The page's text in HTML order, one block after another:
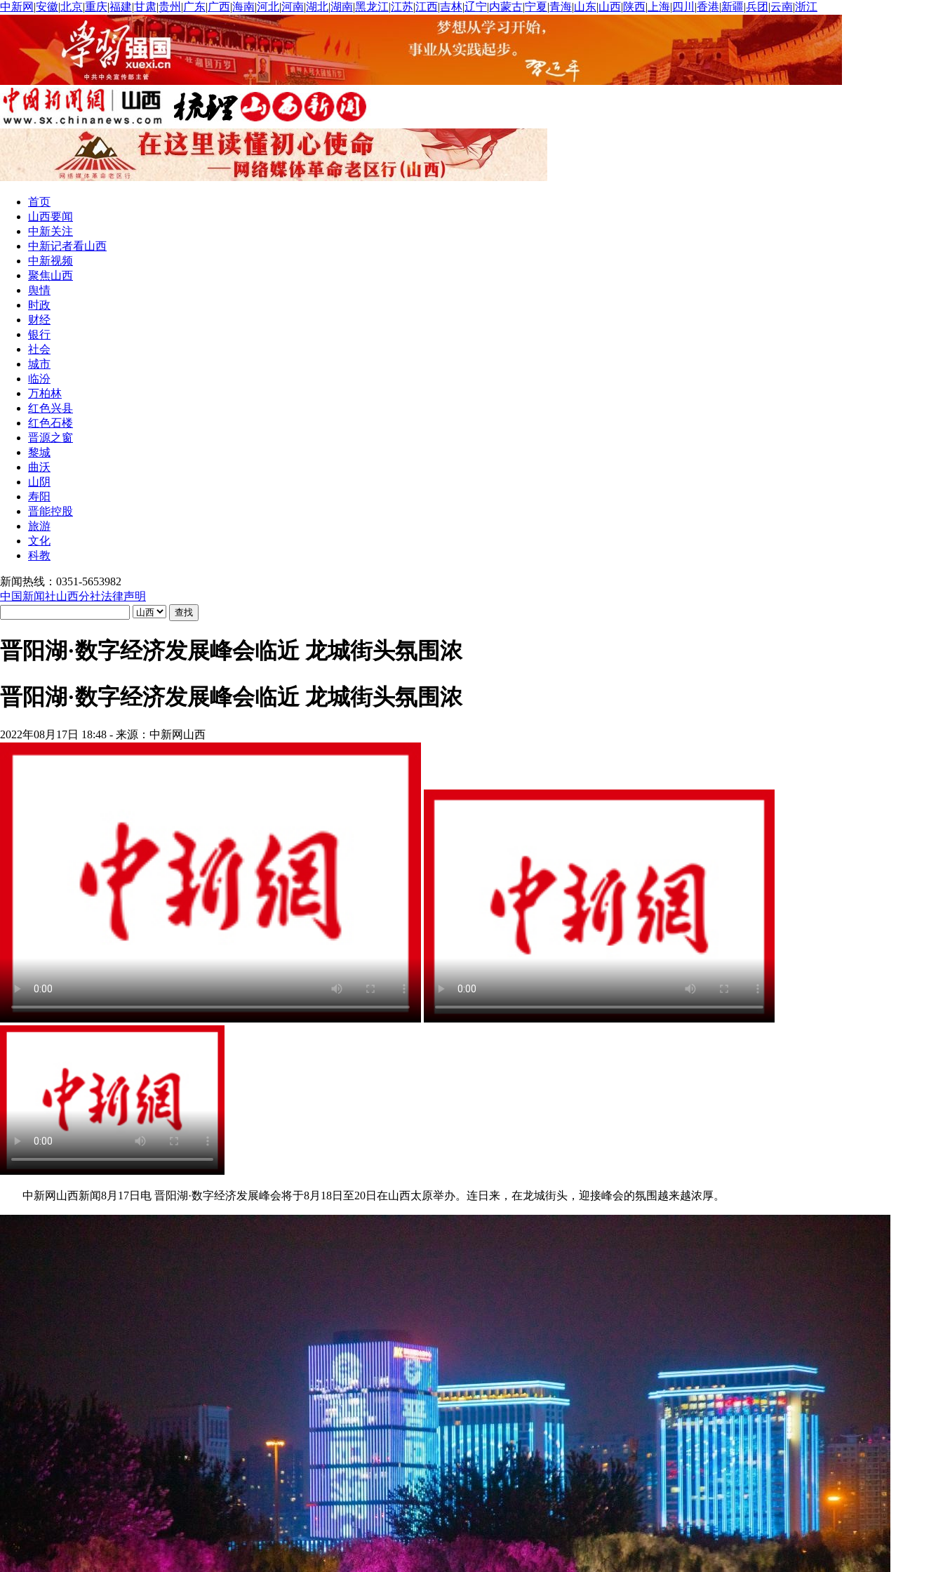
中新网 |安徽|北京|重庆|福建|甘肃|贵州 |广东|广西|海南|河北|河南|湖北|湖南|黑龙江|江苏|江西|吉林|辽宁|内蒙古|宁夏|青海|山东|山西|陕西| 上海| 四川 |香港|新疆|兵团 |云南|浙江
首页
山西要闻
中新关注
中新记者看山西
中新视频
聚焦山西
舆情
时政
财经
银行
社会
城市
临汾
万柏林
红色兴县
红色石楼
晋源之窗
黎城
曲沃
山阴
寿阳
晋能控股
旅游
文化
科教
新闻热线：0351-5653982
中国新闻社山西分社法律声明
晋阳湖·数字经济发展峰会临近 龙城街头氛围浓
晋阳湖·数字经济发展峰会临近 龙城街头氛围浓
2022年08月17日 18:48 - 来源：中新网山西
中新网山西新闻8月17日电 晋阳湖·数字经济发展峰会将于8月18日至20日在山西太原举办。连日来，在龙城街头，迎接峰会的氛围越来越浓厚。